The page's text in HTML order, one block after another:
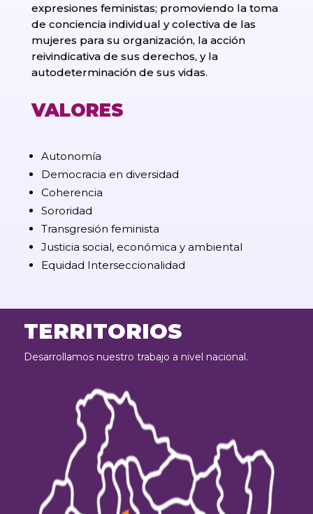
expresiones feministas; promoviendo la toma
de conciencia individual y colectiva de las
mujeres para su organización, la acción
reivindicativa de sus derechos, y la
autodeterminación de sus vidas.
VALORES
Autonomía
Democracia en diversidad
Coherencia
Sororidad
Transgresión feminista
Justicia social, económica y ambiental
Equidad Interseccionalidad
TERRITORIOS
Desarrollamos nuestro trabajo a nivel nacional.